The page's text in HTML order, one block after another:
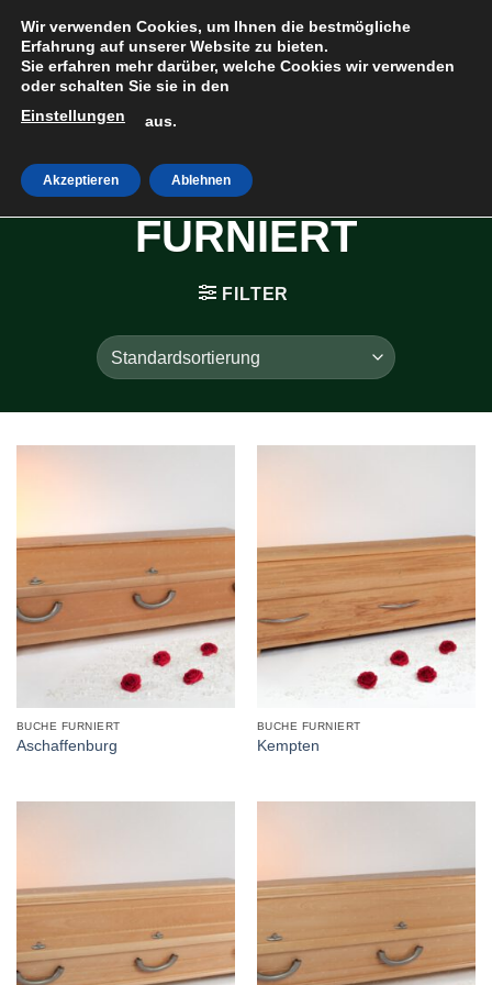
Inhalt
springen
HOME
TRUHEN »
FURNIERT
FILTER
BUCHE FURNIERT
Aschaffenburg
BUCHE FURNIERT
Kempten
Wir verwenden Cookies, um Ihnen die bestmögliche
Erfahrung auf unserer Website zu bieten.
Sie erfahren mehr darüber, welche Cookies wir verwenden
oder schalten Sie sie in den
Einstellungen
aus.
Akzeptieren Ablehnen